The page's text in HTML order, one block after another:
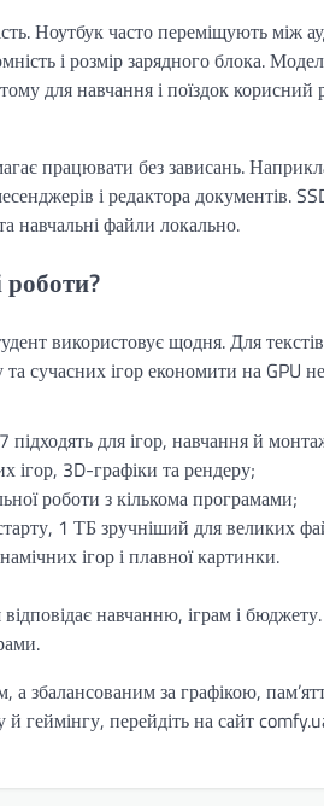
Ноутбук часто переміщують між
і розмір зарядного блока.
для навчання і поїздок
працювати без зависань.
і редактора документів.
навчальні файли локально.
використовує щодня. Для
сучасних ігор економити на GPU
для ігор, навчання й
ігор, 3D-графіки та рендеру;
роботи з кількома програмами;
1 ТБ зручніший для великих
ігор і плавної картинки.
навчанню, іграм і
а збалансованим за графікою,
перейдіть на сайт